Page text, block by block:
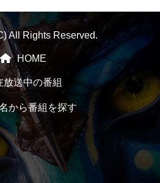
All Rights Reserved.
HOME
放送中の番組
から番組を探す